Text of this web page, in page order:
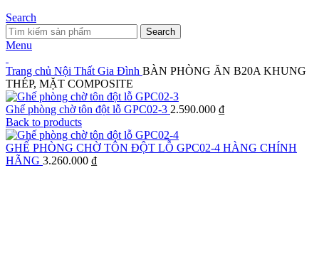
Search
Search
Menu
Trang chủ Nội Thất Gia Đình BÀN PHÒNG ĂN B20A KHUNG
THÉP, MẶT COMPOSITE
Ghế phòng chờ tôn đột lỗ GPC02-3 2.590.000 ₫
Back to products
GHẾ PHÒNG CHỜ TÔN ĐỘT LỖ GPC02-4 HÀNG CHÍNH
HÃNG 3.260.000 ₫